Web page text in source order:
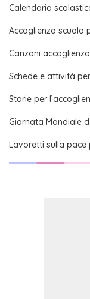
Calendario
Accoglienza scuola
Canzoni accoglienza
Schede e attività
Storie per
Giornata Mondiale
Lavoretti sulla pace